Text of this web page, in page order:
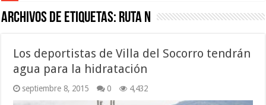
Archivos de etiquetas: Ruta n
Los deportistas de Villa del Socorro tendrán
agua para la hidratación
septiembre 8, 2015 0 4,432